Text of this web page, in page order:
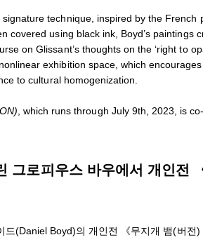
signature technique, inspired by the
covered using black ink, Boyd’s
on Glissant’s thoughts on the ‘right to
exhibition space, which
to cultural homogenization.
, which runs through July 9th, 2023, is
그로피우스 바우에서 개인전
드(Daniel Boyd)의 개인전 《무지개 뱀(버